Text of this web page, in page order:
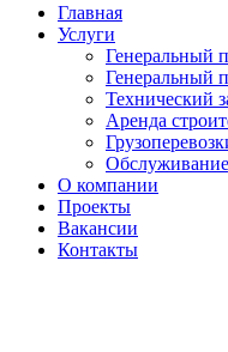
Главная
Услуги
Генеральный
Генеральный
Технический
Аренда
О компании
Проекты
Вакансии
Контакты